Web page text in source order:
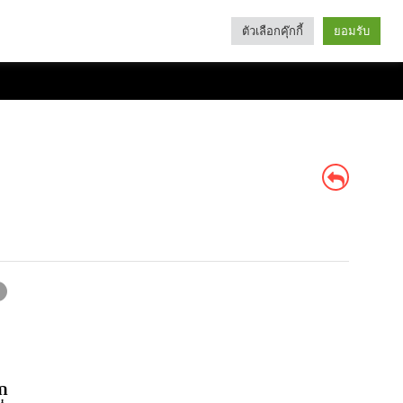
Categories
ตัวเลือกคุ๊กกี้ ยอมรับ